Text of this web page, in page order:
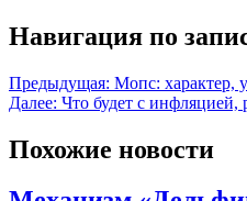
Навигация по
Предыдущая: Мопс: характер,
Далее: Что будет с инфляцией,
Похожие новости